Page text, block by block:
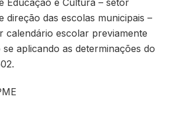
Educação e Cultura – setor
direção das escolas municipais –
calendário escolar previamente
aplicando as determinações do